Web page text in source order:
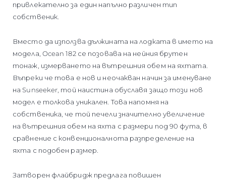
привлекателно за един напълно различен тип
собственик.
Вместо да използва дължината на лодката в името на
модела, Ocean 182 се позовава на нейния брутен
тонаж, измерването на вътрешния обем на яхтата.
Въпреки че това е нов и неочакван начин за именуване
на Sunseeker, той наистина обуславя защо този нов
модел е толкова уникален. Това напомня на
собственика, че той печели значително увеличение
на вътрешния обем на яхта с размери под 90 фута, в
сравнение с конвенционалнота разпределение на
яхта с подобен размер.
Затворен флайбридж предлага повишен